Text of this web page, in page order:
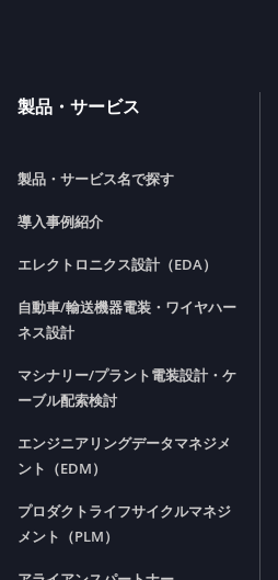
製品・サービス
製品・サービス名で探す
導入事例紹介
エレクトロニクス設計（EDA）
自動車/輸送機器電装・ワイヤハー
ネス設計
マシナリー/プラント電装設計・ケ
ーブル配索検討
エンジニアリングデータマネジメ
ント（EDM）
プロダクトライフサイクルマネジ
メント（PLM）